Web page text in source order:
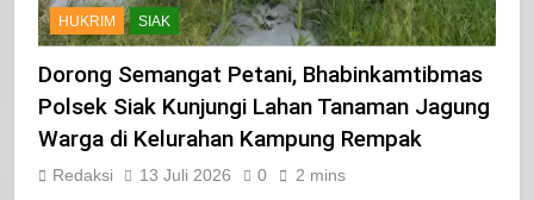
HUKRIM SIAK
Dorong Semangat Petani, Bhabinkamtibmas
Polsek Siak Kunjungi Lahan Tanaman Jagung
Warga di Kelurahan Kampung Rempak